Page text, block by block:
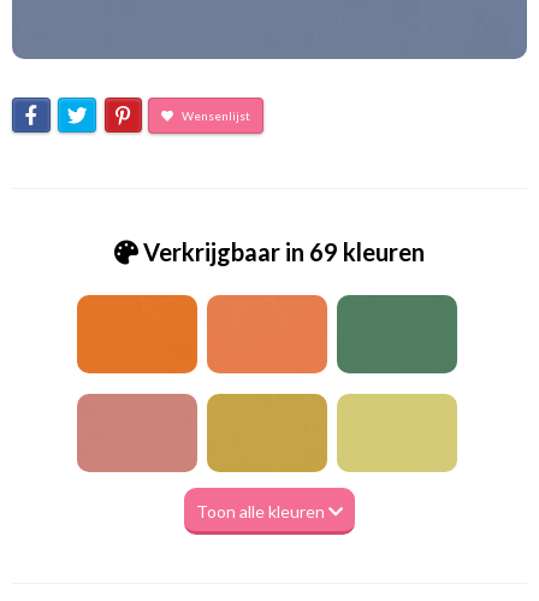
Wensenlijst
Verkrijgbaar in 69 kleuren
Toon alle kleuren